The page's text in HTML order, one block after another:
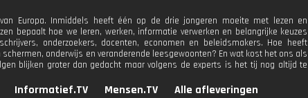
Europa. Inmiddels heeft één op de drie jongeren moeite met lezen en
bepaalt hoe we leren, werken, informatie verwerken en belangrijke keuzes
onderzoekers, docenten, economen en beleidsmakers. Hoe heeft
onderwijs en veranderende leesgewoonten? En wat kost het ons als
blijken groter dan gedacht maar volgens de experts is het tij nog altijd te
Informatief.TV Mensen.TV Alle afleveringen